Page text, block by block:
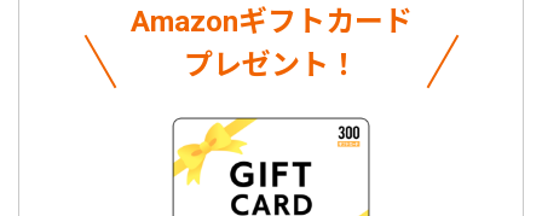
Amazonギフトカード
プレゼント！